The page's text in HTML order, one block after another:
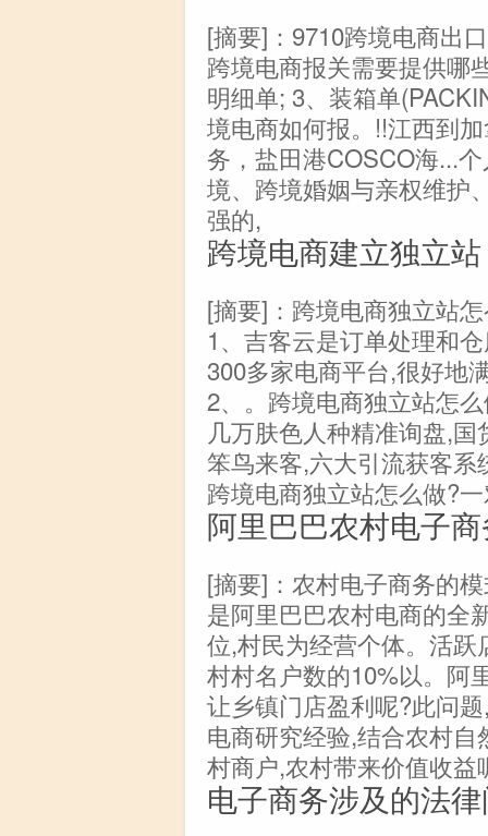
[摘要]：9710跨境电商出
跨境电商报关需要提供哪
明细单; 3、装箱单
境电商如何报。!!江西到
务，盐田港COSCO海...
境、跨境婚姻与亲权维护
强的,
跨境电商建立独立站
[摘要]：跨境电商独立站
1、吉客云是订单处理和
300多家电商平台,很好地
2、。跨境电商独立站怎
几万肤色人种精准询盘,
笨鸟来客,六大引流获客
跨境电商独立站怎么做?
阿里巴巴农村电子
[摘要]：农村电子商务的
是阿里巴巴农村电商的全
位,村民为经营个体。活
村村名户数的10%以。阿
让乡镇门店盈利呢?此问
电商研究经验,结合农村
村商户,农村带来价值收
电子商务涉及的法